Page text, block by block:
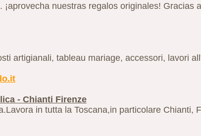
nuestras regalos originales! Gracias
artigianali, tableau mariage, accessori, lavori
- Chianti Firenze
in tutta la Toscana,in particolare Chianti,